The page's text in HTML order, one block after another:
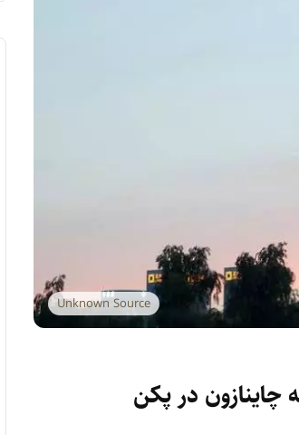
Unknown Source